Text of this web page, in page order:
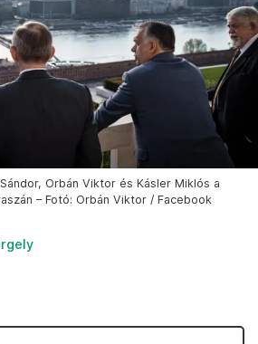
Orbán Viktor és Kásler Miklós a
– Fotó: Orbán Viktor / Facebook